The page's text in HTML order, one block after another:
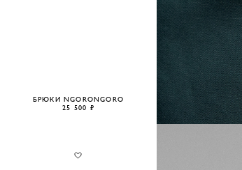
БРЮКИ NGORONGORO
25 500 ₽